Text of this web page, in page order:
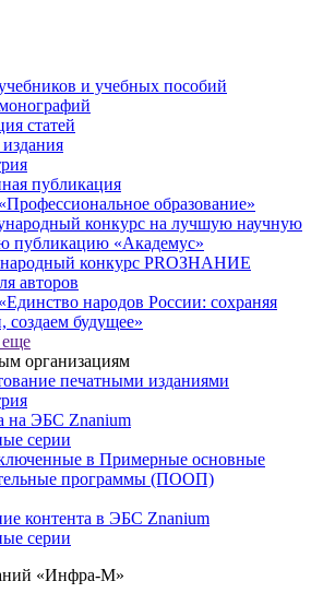
и учебных пособий
статей
публикация
образование»
конкурс на лучшую научную
публикацию «Академус»
конкурс PROЗНАНИЕ
авторов
народов России: сохраняя
создаем будущее»
еще
организациям
печатными изданиями
на ЭБС Znanium
серии
в Примерные основные
программы (ПООП)
контента в ЭБС Znanium
серии
«Инфра-М»